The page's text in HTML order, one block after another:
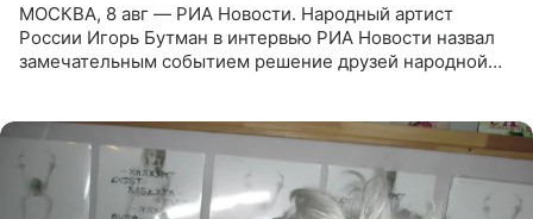
МОСКВА, 8 авг — РИА Новости. Народный артист
России Игорь Бутман в интервью РИА Новости назвал
замечательным событием решение друзей народной